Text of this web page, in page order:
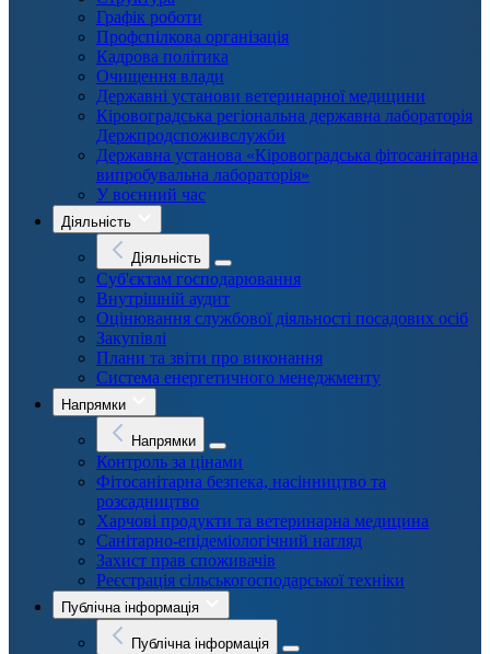
Графік роботи
Профспілкова організація
Кадрова політика
Очищення влади
Державні установи ветеринарної медицини
Кіровоградська регіональна державна лабораторія
Держпродспоживслужби
Державна установа «Кіровоградська фітосанітарна
випробувальна лабораторія»
У воєнний час
Діяльність
Діяльність
Суб'єктам господарювання
Внутрішній аудит
Оцінювання службової діяльності посадових осіб
Закупівлі
Плани та звіти про виконання
Система енергетичного менеджменту
Напрямки
Напрямки
Контроль за цінами
Фітосанітарна безпека, насінництво та
розсадництво
Харчові продукти та ветеринарна медицина
Санітарно-епідеміологічний нагляд
Захист прав споживачів
Реєстрація сільськогосподарської техніки
Публічна інформація
Публічна інформація